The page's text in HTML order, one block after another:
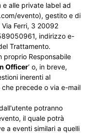
e alle private label ad
evento), gestito e di
Ferri, 3 20092
indirizzo e-
Trattamento.
proprio Responsabile
Officer’ o, in breve,
inerenti al
precede o via e-mail
potranno
il quale potrà
a eventi similari a quelli